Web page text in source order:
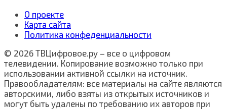
О проекте
Карта сайта
Политика конфеденциальности
© 2026 ТВЦифровое.ру – все о цифровом
телевидении. Копирование возможно только при
использовании активной ссылки на источник.
Правообладателям: все материалы на сайте являются
авторскими, либо взяты из открытых источников и
могут быть удалены по требованию их авторов при